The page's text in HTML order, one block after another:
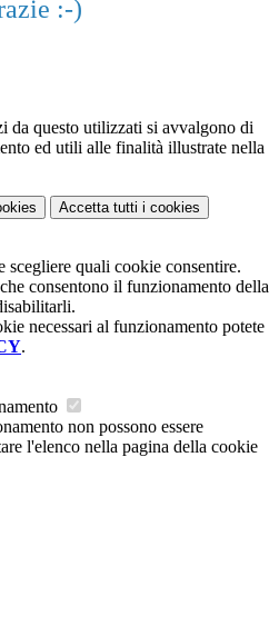
:-)
da questo utilizzati si avvalgono di
ed utili alle finalità illustrate nella
Accetta tutti i cookies
scegliere quali cookie consentire.
consentono il funzionamento della
necessari al funzionamento potete
.
non possono essere
l'elenco nella pagina della cookie